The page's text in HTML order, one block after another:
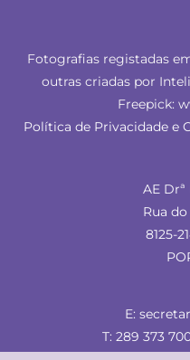
Fotografias registadas
outras criadas por
Freepick:
Política de Privacidade e
AE Drª
Rua
8125-
E:
T: 289 373